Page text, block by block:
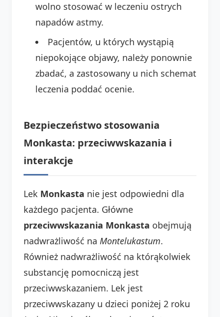
wolno stosować w leczeniu ostrych
napadów astmy.
Pacjentów, u których wystąpią
niepokojące objawy, należy ponownie
zbadać, a zastosowany u nich schemat
leczenia poddać ocenie.
Bezpieczeństwo stosowania
Monkasta: przeciwwskazania i
interakcje
Lek Monkasta nie jest odpowiedni dla
każdego pacjenta. Główne
przeciwwskazania Monkasta obejmują
nadwrażliwość na Montelukastum.
Również nadwrażliwość na którąkolwiek
substancję pomocniczą jest
przeciwwskazaniem. Lek jest
przeciwwskazany u dzieci poniżej 2 roku